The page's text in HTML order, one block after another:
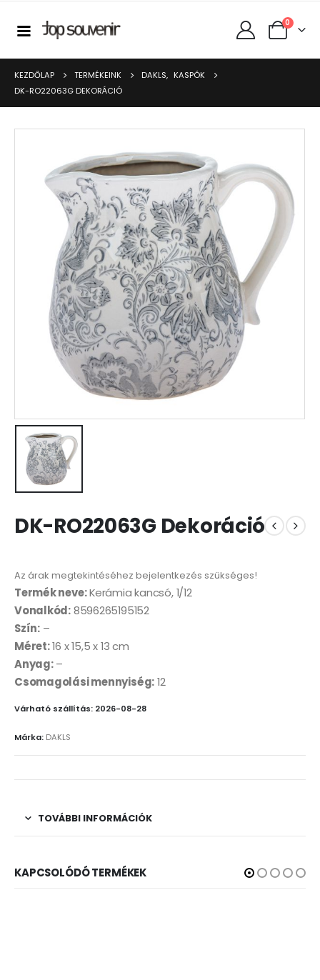
0
KEZDŐLAP TERMÉKEINK DAKLS, KASPÓK
DK-RO22063G DEKORÁCIÓ
DK-RO22063G Dekoráció
Az árak megtekintéséhez bejelentkezés szükséges!
Termék neve:Kerámia kancsó, 1/12
Vonalkód:8596265195152
Szín:–
Méret:16 x 15,5 x 13 cm
Anyag:–
Csomagolási mennyiség:12
Várható szállítás: 2026-08-28
Márka: DAKLS
TOVÁBBI INFORMÁCIÓK
KAPCSOLÓDÓ TERMÉKEK